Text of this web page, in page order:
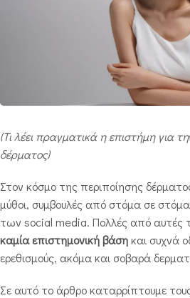
(Τι λέει πραγματικά η επιστήμη για
δέρματος)
Στον κόσμο της περιποίησης
μύθοι, συμβουλές από στόμα σε
των social media. Πολλές από αυτές
καμία επιστημονική βάσηκαι συχνά
ερεθισμούς, ακόμα και σοβαρά
Σε αυτό το άρθρο καταρρίπτουμε